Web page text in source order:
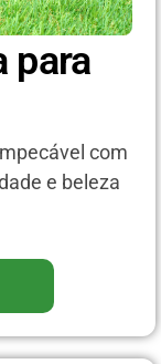
para
com
e beleza